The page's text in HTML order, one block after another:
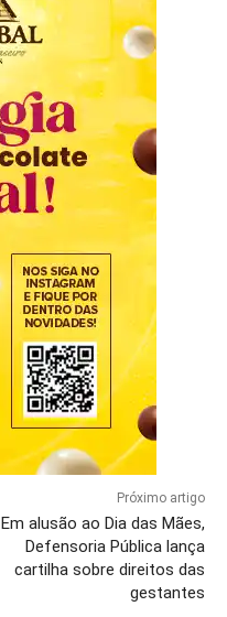
Próximo artigo
Em alusão ao Dia das Mães,
Defensoria Pública lança
cartilha sobre direitos das
gestantes